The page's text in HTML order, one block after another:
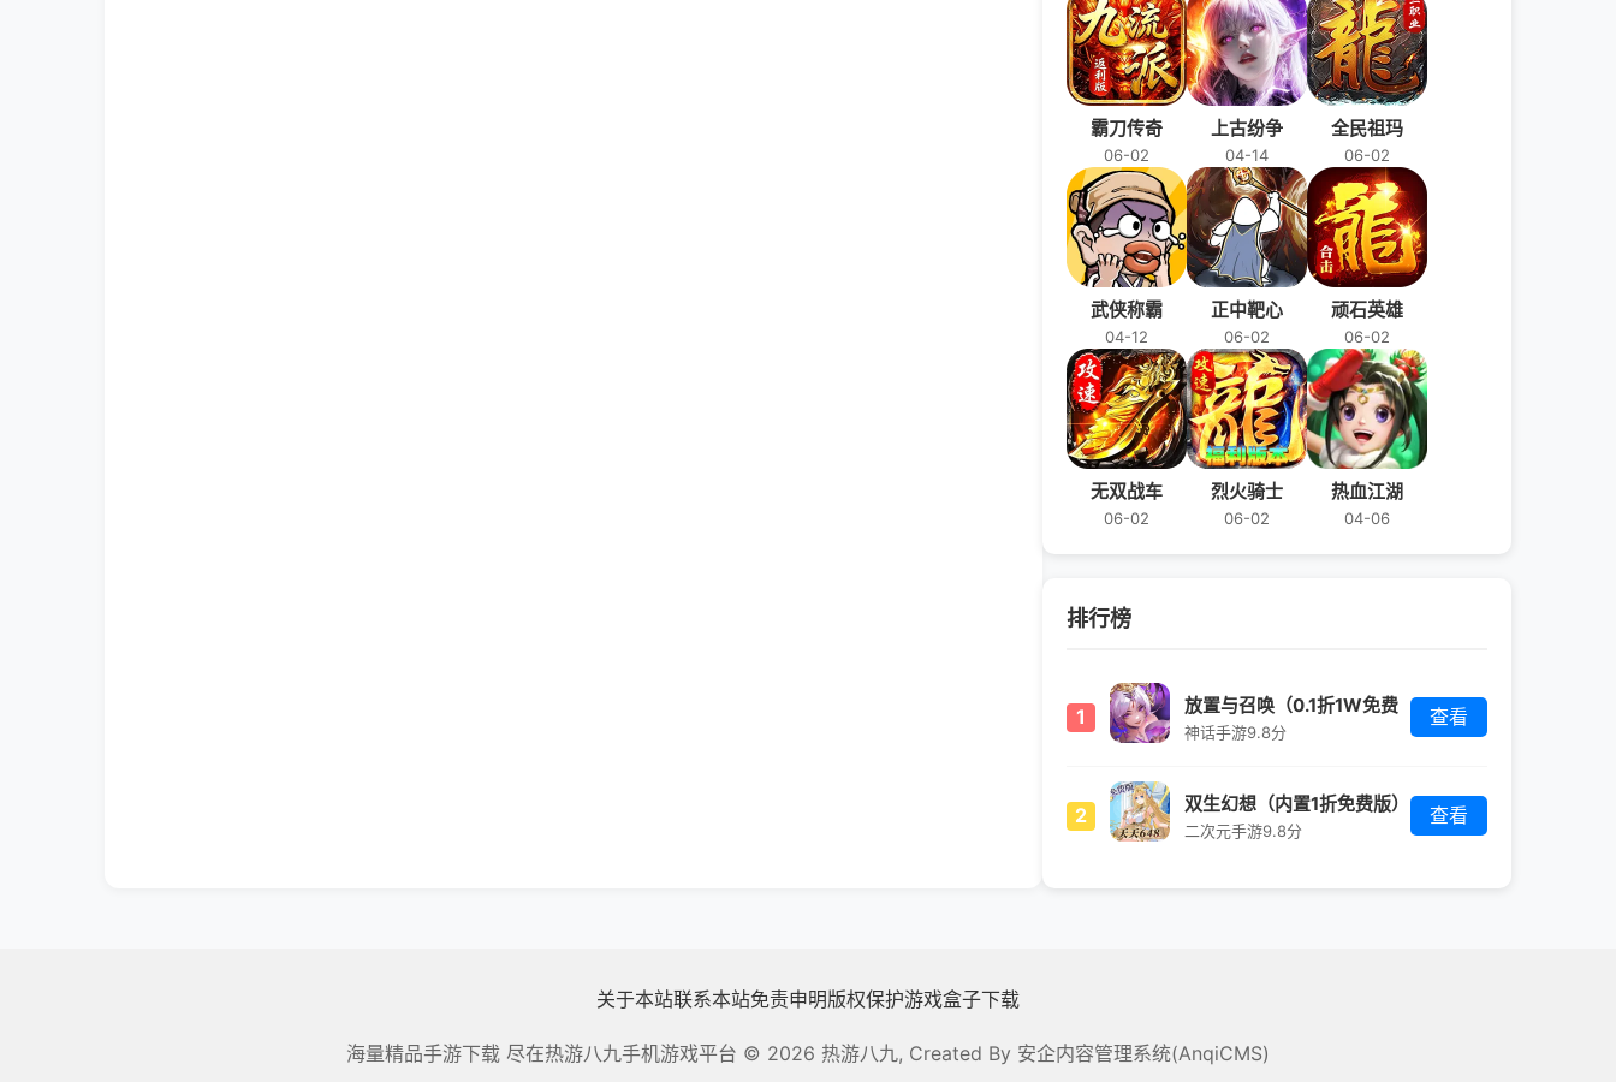
霸刀传奇
06-02
上古纷争
04-14
全民祖玛
06-02
武侠称霸
04-12
正中靶心
06-02
顽石英雄
06-02
无双战车
06-02
烈火骑士
06-02
热血江湖
04-06
排行榜
1
放置与召唤（0.1折1W免费
版）
神话手游9.8分
查看
2 双生幻想（内置1折免费版）
二次元手游9.8分
查看
关于本站联系本站免责申明版权保护游戏盒子下载
海量精品手游下载 尽在热游八九手机游戏平台 © 2026 热游八九, Created By 安企内容管理系统(AnqiCMS)